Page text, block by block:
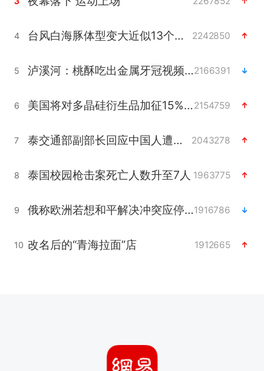
4 台风白海豚体型变大近似13个浙江面积 2242850
5 泸溪河：桃酥吃出金属牙冠视频不实2166391
6 美国将对多晶硅衍生品加征15%关税2154759
7 泰交通部副部长回应中国人遭歧视手势 2043278
8 泰国校园枪击案死亡人数升至7人 1963775
9 俄称欧洲若想和平解决冲突应停止援乌1916786
10 改名后的“青海拉面”店 1912665